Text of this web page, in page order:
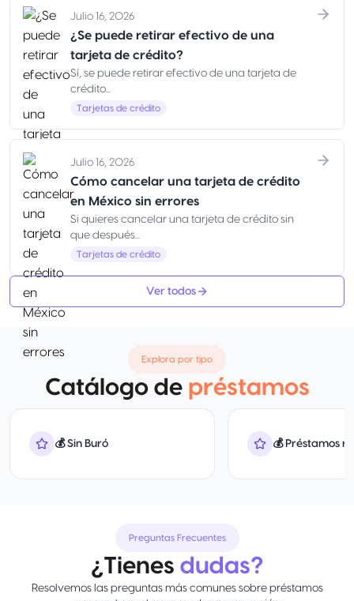
Julio 16, 2026
¿Se puede retirar efectivo de una
tarjeta de crédito?
Sí, se puede retirar efectivo de una tarjeta de
crédito...
Tarjetas de crédito
Julio 16, 2026
Cómo cancelar una tarjeta de crédito
en México sin errores
Si quieres cancelar una tarjeta de crédito sin
que después...
Tarjetas de crédito
Ver todos
Explora por tipo
Catálogo de préstamos
💰 Sin Buró 💰 Préstamos
Preguntas Frecuentes
¿Tienes dudas?
Resolvemos las preguntas más comunes sobre préstamos